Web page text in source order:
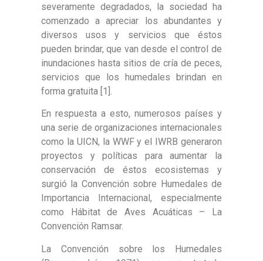
severamente degradados, la sociedad ha
comenzado a apreciar los abundantes y
diversos usos y servicios que éstos
pueden brindar, que van desde el control de
inundaciones hasta sitios de cría de peces,
servicios que los humedales brindan en
forma gratuita [1].
En respuesta a esto, numerosos países y
una serie de organizaciones internacionales
como la UICN, la WWF y el IWRB generaron
proyectos y políticas para aumentar la
conservación de éstos ecosistemas y
surgió la Convención sobre Humedales de
Importancia Internacional, especialmente
como Hábitat de Aves Acuáticas – La
Convención Ramsar.
La Convención sobre los Humedales